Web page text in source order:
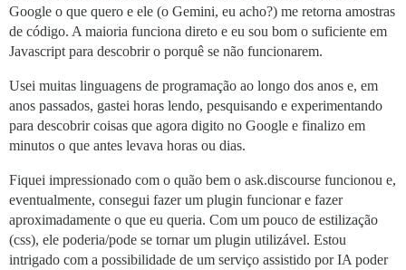
Google o que quero e ele (o Gemini, eu acho?) me retorna amostras
de código. A maioria funciona direto e eu sou bom o suficiente em
Javascript para descobrir o porquê se não funcionarem.
Usei muitas linguagens de programação ao longo dos anos e, em
anos passados, gastei horas lendo, pesquisando e experimentando
para descobrir coisas que agora digito no Google e finalizo em
minutos o que antes levava horas ou dias.
Fiquei impressionado com o quão bem o ask.discourse funcionou e,
eventualmente, consegui fazer um plugin funcionar e fazer
aproximadamente o que eu queria. Com um pouco de estilização
(css), ele poderia/pode se tornar um plugin utilizável. Estou
intrigado com a possibilidade de um serviço assistido por IA poder